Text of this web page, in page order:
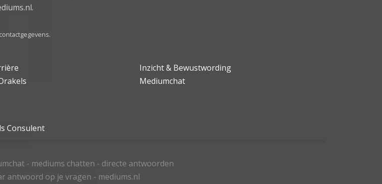
Inzicht & Bewustwording
Mediumchat
Consulent
- mediums chatten - directe antwoorden
antwoord op je vragen - mediums.nl